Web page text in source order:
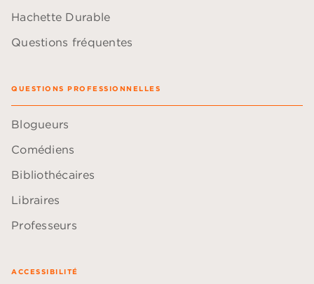
Hachette Durable
Questions fréquentes
QUESTIONS PROFESSIONNELLES
Blogueurs
Comédiens
Bibliothécaires
Libraires
Professeurs
ACCESSIBILITÉ